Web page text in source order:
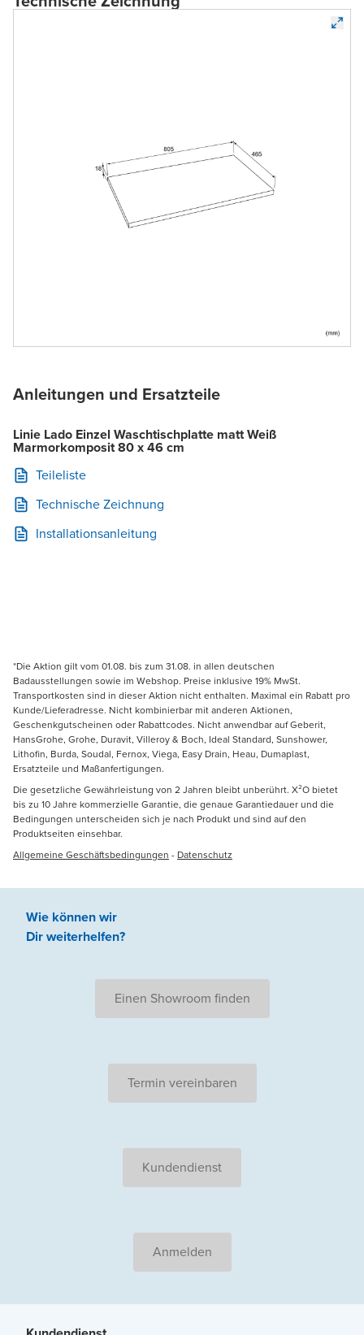
Anleitungen und Ersatzteile
Linie Lado Einzel Waschtischplatte matt Weiß
Marmorkomposit 80 x 46 cm
Teileliste
Technische Zeichnung
Installationsanleitung
*Die Aktion gilt vom 01.08. bis zum 31.08. in allen deutschen
Badausstellungen sowie im Webshop. Preise inklusive 19% MwSt.
Transportkosten sind in dieser Aktion nicht enthalten. Maximal ein Rabatt pro
Kunde/Lieferadresse. Nicht kombinierbar mit anderen Aktionen,
Geschenkgutscheinen oder Rabattcodes. Nicht anwendbar auf Geberit,
HansGrohe, Grohe, Duravit, Villeroy & Boch, Ideal Standard, Sunshower,
Lithofin, Burda, Soudal, Fernox, Viega, Easy Drain, Heau, Dumaplast,
Ersatzteile und Maßanfertigungen.
Die gesetzliche Gewährleistung von 2 Jahren bleibt unberührt. X²O bietet
bis zu 10 Jahre kommerzielle Garantie, die genaue Garantiedauer und die
Bedingungen unterscheiden sich je nach Produkt und sind auf den
Produktseiten einsehbar.
Allgemeine Geschäftsbedingungen - Datenschutz
Wie können wir
Dir weiterhelfen?
Einen Showroom finden
Termin vereinbaren
Kundendienst
Anmelden